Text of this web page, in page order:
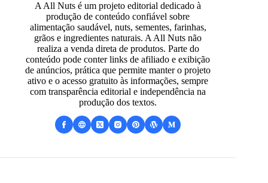
A All Nuts é um projeto editorial dedicado à
produção de conteúdo confiável sobre
alimentação saudável, nuts, sementes, farinhas,
grãos e ingredientes naturais. A All Nuts não
realiza a venda direta de produtos. Parte do
conteúdo pode conter links de afiliado e exibição
de anúncios, prática que permite manter o projeto
ativo e o acesso gratuito às informações, sempre
com transparência editorial e independência na
produção dos textos.